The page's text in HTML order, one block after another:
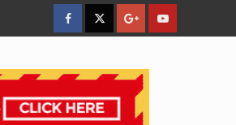
facebookTwitterGoogleYouTube